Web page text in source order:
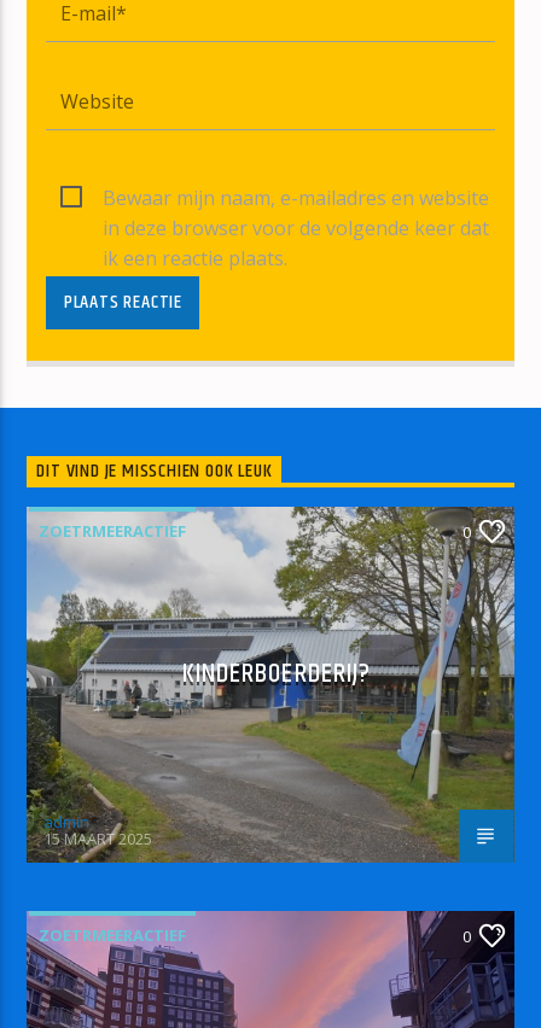
Bewaar mijn naam, e-mailadres en website
in deze browser voor de volgende keer dat
ik een reactie plaats.
DIT VIND JE MISSCHIEN OOK LEUK
ZOETRMEERACTIEF 0
KINDERBOERDERIJ?
admin
15 MAART 2025
ZOETRMEERACTIEF 0